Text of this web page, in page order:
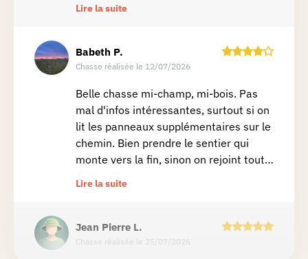
Lire la suite
Babeth P.
Chasse réalisée le 12/07/2026
Belle chasse mi-champ, mi-bois. Pas
mal d'infos intéressantes, surtout si on
lit les panneaux supplémentaires sur le
chemin. Bien prendre le sentier qui
monte vers la fin, sinon on rejoint tout
Lire la suite
Jean Pierre L.
Chasse réalisée le 25/07/2026